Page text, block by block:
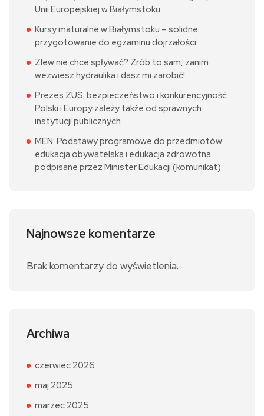
Unii Europejskiej w Białymstoku
Kursy maturalne w Białymstoku – solidne
przygotowanie do egzaminu dojrzałości
Zlew nie chce spływać? Zrób to sam, zanim
wezwiesz hydraulika i dasz mi zarobić!
Prezes ZUS: bezpieczeństwo i konkurencyjność
Polski i Europy zależy także od sprawnych
instytucji publicznych
MEN: Podstawy programowe do przedmiotów:
edukacja obywatelska i edukacja zdrowotna
podpisane przez Minister Edukacji (komunikat)
Najnowsze komentarze
Brak komentarzy do wyświetlenia.
Archiwa
czerwiec 2026
maj 2025
marzec 2025